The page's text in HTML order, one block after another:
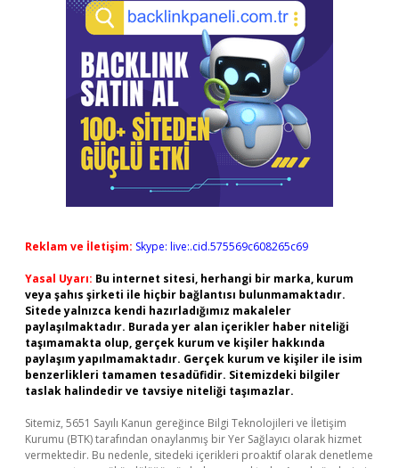
Reklam ve İletişim: Skype: live:.cid.575569c608265c69
Yasal Uyarı: Bu internet sitesi, herhangi bir marka, kurum
veya şahıs şirketi ile hiçbir bağlantısı bulunmamaktadır.
Sitede yalnızca kendi hazırladığımız makaleler
paylaşılmaktadır. Burada yer alan içerikler haber niteliği
taşımamakta olup, gerçek kurum ve kişiler hakkında
paylaşım yapılmamaktadır. Gerçek kurum ve kişiler ile isim
benzerlikleri tamamen tesadüfidir. Sitemizdeki bilgiler
taslak halindedir ve tavsiye niteliği taşımazlar.
Sitemiz, 5651 Sayılı Kanun gereğince Bilgi Teknolojileri ve İletişim
Kurumu (BTK) tarafından onaylanmış bir Yer Sağlayıcı olarak hizmet
vermektedir. Bu nedenle, sitedeki içerikleri proaktif olarak denetleme